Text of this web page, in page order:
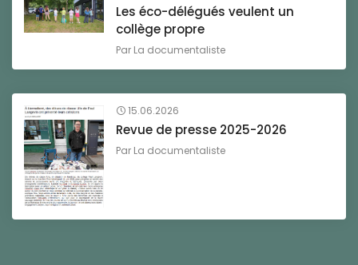
Les éco-délégués veulent un
collège propre
Par La documentaliste
15.06.2026
Revue de presse 2025-2026
Par La documentaliste